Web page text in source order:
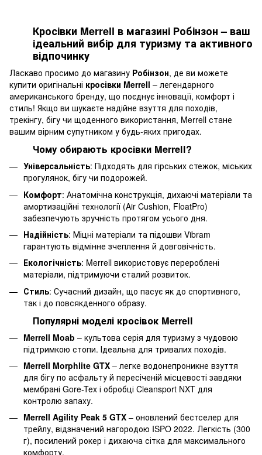
Кросівки Merrell в магазині Робінзон – ваш
ідеальний вибір для туризму та активного
відпочинку
Ласкаво просимо до магазину Робінзон, де ви можете
купити оригінальні кросівки Merrell – легендарного
американського бренду, що поєднує інновації, комфорт і
стиль! Якщо ви шукаєте надійне взуття для походів,
трекінгу, бігу чи щоденного використання, Merrell стане
вашим вірним супутником у будь-яких пригодах.
Чому обирають кросівки Merrell?
Універсальність: Підходять для гірських стежок, міських
прогулянок, бігу чи подорожей.
Комфорт: Анатомічна конструкція, дихаючі матеріали та
амортизаційні технології (Air Cushion, FloatPro)
забезпечують зручність протягом усього дня.
Надійність: Міцні матеріали та підошви Vibram
гарантують відмінне зчеплення й довговічність.
Екологічність: Merrell використовує перероблені
матеріали, підтримуючи сталий розвиток.
Стиль: Сучасний дизайн, що пасує як до спортивного,
так і до повсякденного образу.
Популярні моделі кросівок Merrell
Merrell Moab – культова серія для туризму з чудовою
підтримкою стопи. Ідеальна для тривалих походів.
Merrell Morphlite GTX – легке водонепроникне взуття
для бігу по асфальту й пересіченій місцевості завдяки
мембрані Gore-Tex і обробці Cleansport NXT для
контролю запаху.
Merrell Agility Peak 5 GTX – оновлений бестселер для
трейлу, відзначений нагородою ISPO 2022. Легкість (300
г), посилений рокер і дихаюча сітка для максимального
комфорту.